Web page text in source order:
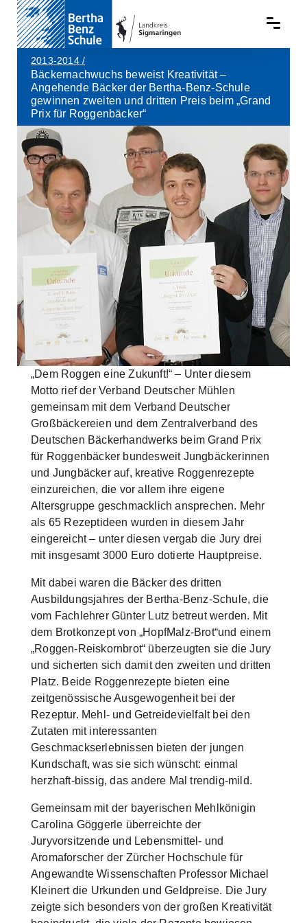
2013-2014/
Bäckernachwuchs beweist Kreativität –
Angehende Bäcker der Bertha-Benz-Schule
gewinnen zweiten und dritten Preis beim „Grand
Prix für Roggenbäcker“
Skip to main content
„Dem Roggen eine Zukunft!“ – Unter diesem
Motto rief der Verband Deutscher Mühlen
gemeinsam mit dem Verband Deutscher
Großbäckereien und dem Zentralverband des
Deutschen Bäckerhandwerks beim Grand Prix
für Roggenbäcker bundesweit Jungbäckerinnen
und Jungbäcker auf, kreative Roggenrezepte
einzureichen, die vor allem ihre eigene
Altersgruppe geschmacklich ansprechen. Mehr
als 65 Rezeptideen wurden in diesem Jahr
eingereicht – unter diesen vergab die Jury drei
mit insgesamt 3000 Euro dotierte Hauptpreise.
Mit dabei waren die Bäcker des dritten
Ausbildungsjahres der Bertha-Benz-Schule, die
vom Fachlehrer Günter Lutz betreut werden. Mit
dem Brotkonzept von „HopfMalz-Brot“und einem
„Roggen-Reiskornbrot“ überzeugten sie die Jury
und sicherten sich damit den zweiten und dritten
Platz. Beide Roggenrezepte bieten eine
zeitgenössische Ausgewogenheit bei der
Rezeptur. Mehl- und Getreidevielfalt bei den
Zutaten mit interessanten
Geschmackserlebnissen bieten der jungen
Kundschaft, was sie sich wünscht: einmal
herzhaft-bissig, das andere Mal trendig-mild.
Gemeinsam mit der bayerischen Mehlkönigin
Carolina Göggerle überreichte der
Juryvorsitzende und Lebensmittel- und
Aromaforscher der Zürcher Hochschule für
Angewandte Wissenschaften Professor Michael
Kleinert die Urkunden und Geldpreise. Die Jury
zeigte sich besonders von der großen Kreativität